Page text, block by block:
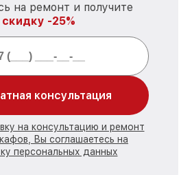
на ремонт и получите
скидку -25%
консультация
на консультацию и ремонт
Вы соглашаетесь на
персональных данных